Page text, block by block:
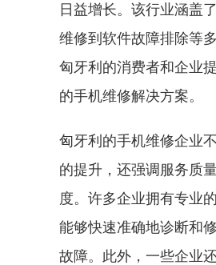
日益增长。该行业涵盖
维修到软件故障排除等
匈牙利的消费者和企业
的手机维修解决方案。
匈牙利的手机维修企业
的提升，还强调服务质
度。许多企业拥有专业
能够快速准确地诊断和
故障。此外，一些企业